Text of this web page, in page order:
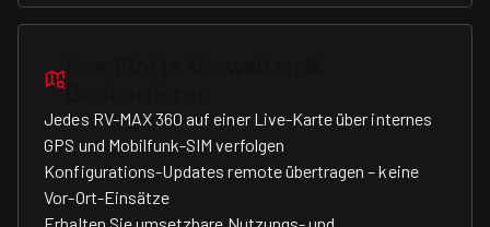
Jedes RV-MAX 360 auf einer Live-Karte über internes
GPS und Mobilfunk-SIM verfolgen
Konfigurations-Updates remote übertragen – keine
Vor-Ort-Einsätze